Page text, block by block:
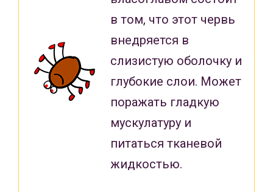
в том, что этот червь
внедряется в
слизистую оболочку и
глубокие слои. Может
поражать гладкую
мускулатуру и
питаться тканевой
жидкостью.